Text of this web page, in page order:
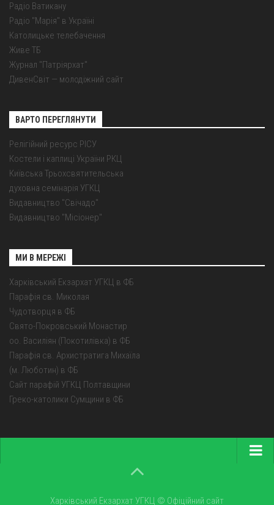
Радіо Ватикану
Радіо "Марія" в Україні
Католицьке телебачення
Живе ТБ
Журнал "Патріярхат"
ДивенСвіт — молодіжний сайт
ВАРТО ПЕРЕГЛЯНУТИ
Релігійний ресурс РІСУ
Костели і каплиці України РКЦ
Київська Трьохсвятительська
духовна семінарія УГКЦ
Видавництво "Свічадо"
Видавництво "Місіонер"
МИ В МЕРЕЖІ
Харківський Екзархат УГКЦ в ФБ
Парафія св. Миколая
Чудотворця в ФБ
Свято-Покровський Монастир
оо. Василіян (Покотилівка) в ФБ
Парафія св. Архистратига Михаїла
(м. Люботин) в ФБ
Сайт парафій УГКЦ Полтавщини
Греко-католики Сумщини в ФБ
Про екзархатХарківський Екзархат УГКЦ © Офіційний сайт